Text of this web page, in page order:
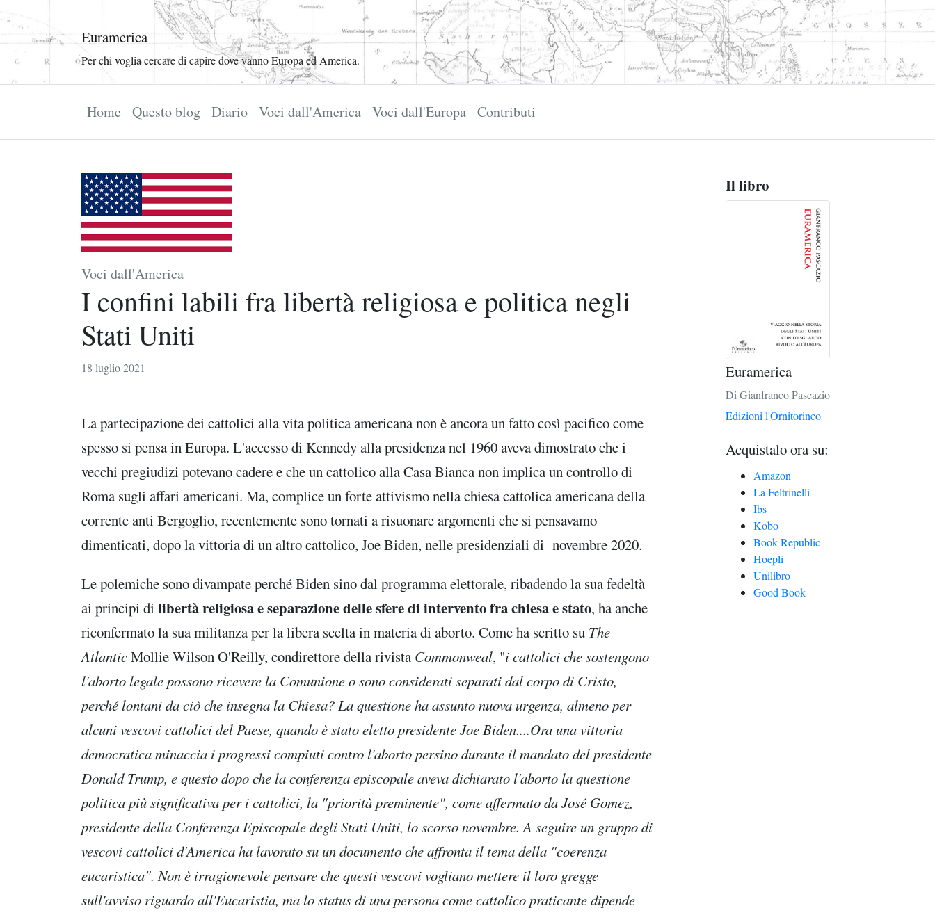
Euramerica
Per chi voglia cercare di capire dove vanno Europa ed America.
Home Questo blog Diario Voci dall'America Voci dall'Europa Contributi
Voci dall'America
I confini labili fra libertà religiosa e politica negli
Stati Uniti
18 luglio 2021
La partecipazione dei cattolici alla vita politica americana non è ancora un fatto così pacifico come
spesso si pensa in Europa. L'accesso di Kennedy alla presidenza nel 1960 aveva dimostrato che i
vecchi pregiudizi potevano cadere e che un cattolico alla Casa Bianca non implica un controllo di
Roma sugli affari americani. Ma, complice un forte attivismo nella chiesa cattolica americana della
corrente anti Bergoglio, recentemente sono tornati a risuonare argomenti che si pensavamo
dimenticati, dopo la vittoria di un altro cattolico, Joe Biden, nelle presidenziali di novembre 2020.
Le polemiche sono divampate perché Biden sino dal programma elettorale, ribadendo la sua fedeltà
ai principi di libertà religiosa e separazione delle sfere di intervento fra chiesa e stato, ha anche
riconfermato la sua militanza per la libera scelta in materia di aborto. Come ha scritto su The
AtlanticMollie Wilson O'Reilly, condirettore della rivista Commonweal, "i cattolici che sostengono
l'aborto legale possono ricevere la Comunione o sono considerati separati dal corpo di Cristo,
perché lontani da ciò che insegna la Chiesa? La questione ha assunto nuova urgenza, almeno per
alcuni vescovi cattolici del Paese, quando è stato eletto presidente Joe Biden....Ora una vittoria
democratica minaccia i progressi compiuti contro l'aborto persino durante il mandato del presidente
Donald Trump, e questo dopo che la conferenza episcopale aveva dichiarato l'aborto la questione
politica più significativa per i cattolici, la "priorità preminente", come affermato da José Gomez,
presidente della Conferenza Episcopale degli Stati Uniti, lo scorso novembre. A seguire un gruppo di
vescovi cattolici d'America ha lavorato su un documento che affronta il tema della "coerenza
eucaristica". Non è irragionevole pensare che questi vescovi vogliano mettere il loro gregge
sull'avviso riguardo all'Eucaristia, ma lo status di una persona come cattolico praticante dipende
Il libro
Euramerica
Di Gianfranco Pascazio
Edizioni l'Ornitorinco
Acquistalo ora su:
Amazon
La Feltrinelli
Ibs
Kobo
Book Republic
Hoepli
Unilibro
Good Book